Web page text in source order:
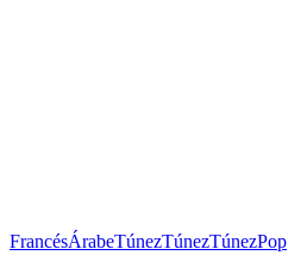
FrancésÁrabeTúnezTúnezTúnezPop